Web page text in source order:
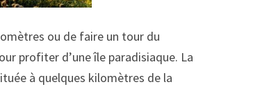
ou de faire un tour du
profiter d’une île paradisiaque. La
à quelques kilomètres de la